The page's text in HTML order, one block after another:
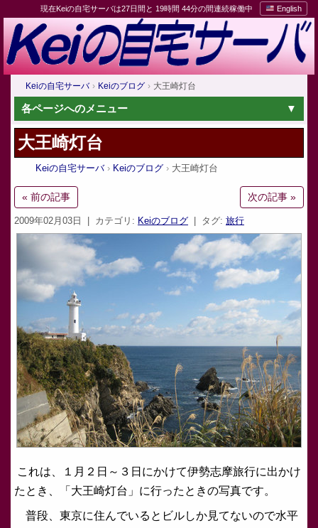
現在Keiの自宅サーバは27日間と 19時間 44分の間連続稼働中 English
Keiの自宅サーバ Keiのブログ 大王崎灯台
各ページへのメニュー
大王崎灯台
Keiの自宅サーバ Keiのブログ 大王崎灯台
« 前の記事 次の記事 »
2009年02月03日 | カテゴリ: Keiのブログ | タグ: 旅行
これは、１月２日～３日にかけて伊勢志摩旅行に出かけ
たとき、「大王崎灯台」に行ったときの写真です。
普段、東京に住んでいるとビルしか見てないので水平